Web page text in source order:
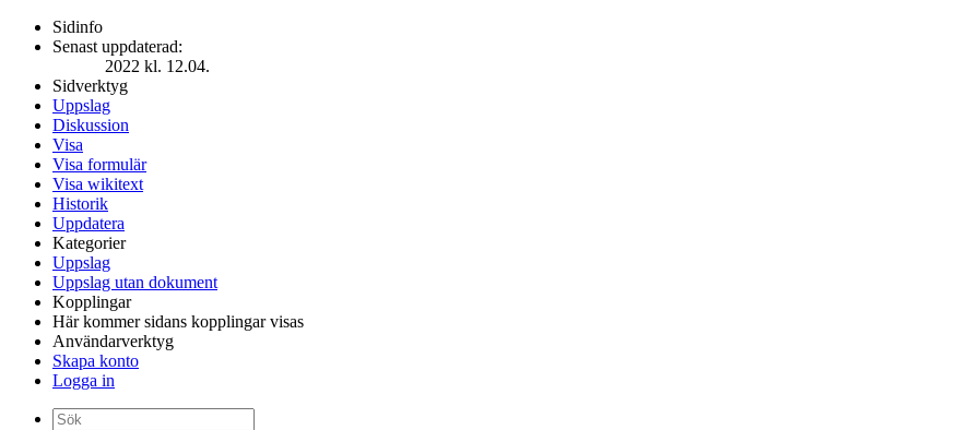
Sidinfo
Senast uppdaterad:
2022 kl. 12.04.
Sidverktyg
Uppslag
Diskussion
Visa
Visa formulär
Visa wikitext
Historik
Uppdatera
Kategorier
Uppslag
Uppslag utan dokument
Kopplingar
Här kommer sidans kopplingar visas
Användarverktyg
Skapa konto
Logga in